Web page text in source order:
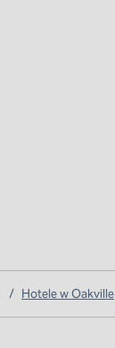
/ Hotele w Oakville